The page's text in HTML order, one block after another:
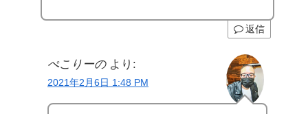
返信
ぺこりーの より:
2021年2月6日 1:48 PM